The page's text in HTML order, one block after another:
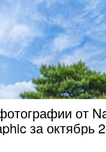
от
за октябрь